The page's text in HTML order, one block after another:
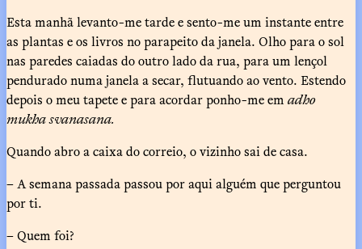
Esta manhã levanto-me tarde e sento-me um instante entre
as plantas e os livros no parapeito da janela. Olho para o sol
nas paredes caiadas do outro lado da rua, para um lençol
pendurado numa janela a secar, flutuando ao vento. Estendo
depois o meu tapete e para acordar ponho-me em adho
mukha svanasana.
Quando abro a caixa do correio, o vizinho sai de casa.
– A semana passada passou por aqui alguém que perguntou
por ti.
– Quem foi?